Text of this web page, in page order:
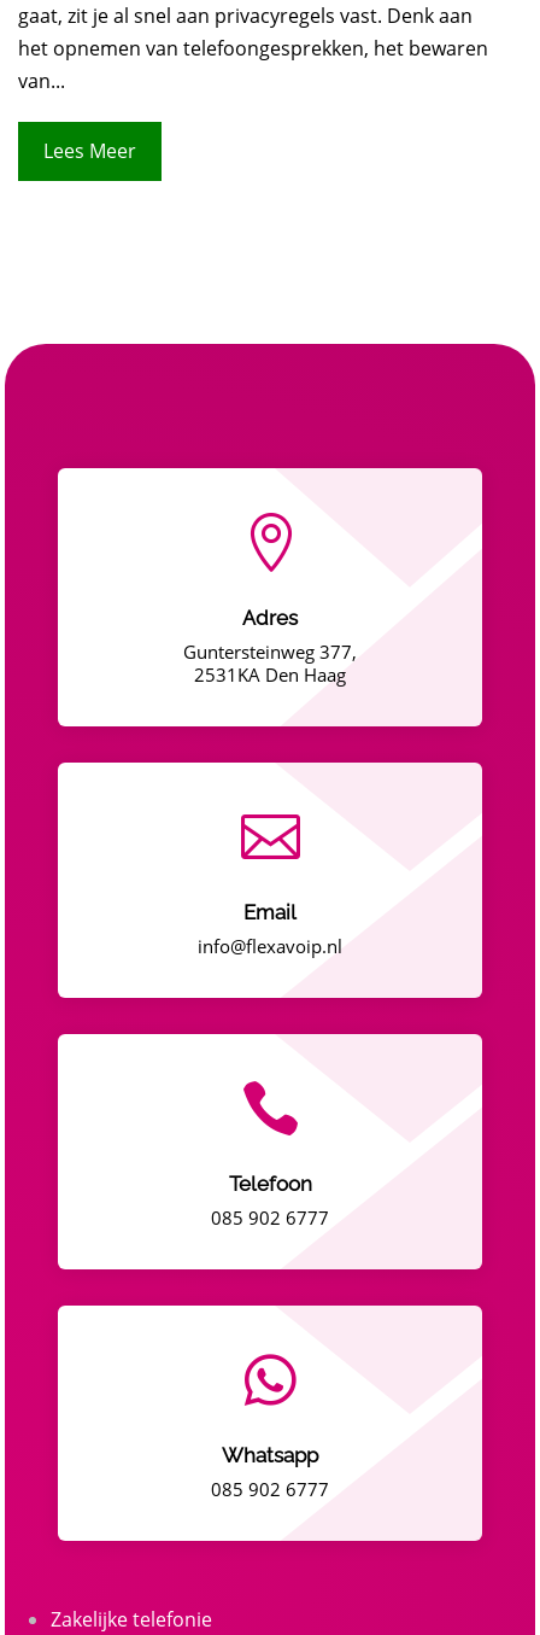
gaat, zit je al snel aan privacyregels vast. Denk aan
het opnemen van telefoongesprekken, het bewaren
van...
Lees Meer

Adres
Guntersteinweg 377,
2531KA Den Haag

Email
info@flexavoip.nl

Telefoon
085 902 6777

Whatsapp
085 902 6777
Zakelijke telefonie